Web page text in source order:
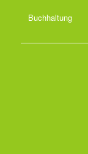
Buchhaltung